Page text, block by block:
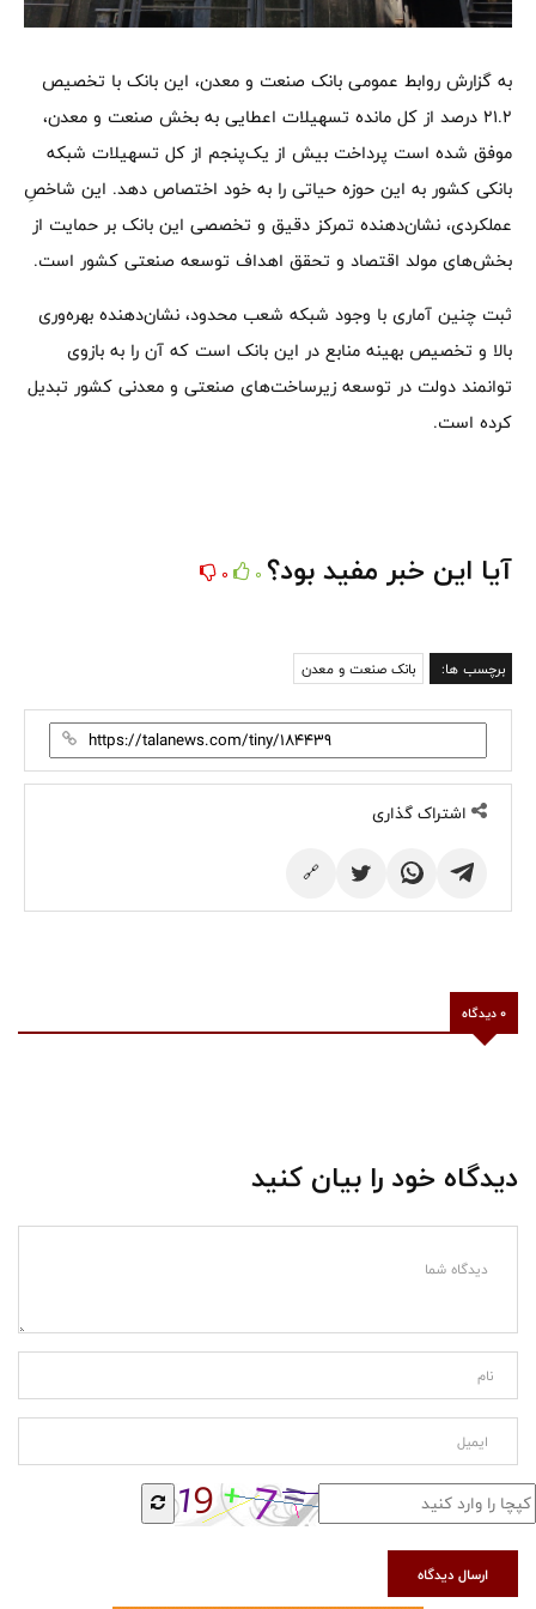
به گزارش روابط عمومی بانک صنعت و معدن، این بانک با تخصیص
۲۱.۲ درصد از کل مانده تسهیلات اعطایی به بخش صنعت و معدن،
موفق شده است پرداخت بیش از یک‌پنجم از کل تسهیلات شبکه
بانکی کشور به این حوزه حیاتی را به خود اختصاص دهد. این شاخصِ
عملکردی، نشان‌دهنده تمرکز دقیق و تخصصی این بانک بر حمایت از
بخش‌های مولد اقتصاد و تحقق اهداف توسعه صنعتی کشور است.
ثبت چنین آماری با وجود شبکه شعب محدود، نشان‌دهنده بهره‌وری
بالا و تخصیص بهینه منابع در این بانک است که آن را به بازوی
توانمند دولت در توسعه زیرساخت‌های صنعتی و معدنی کشور تبدیل
کرده است.
آیا این خبر مفید بود؟ 0
0
برچسب ها: بانک صنعت و معدن
اشتراک گذاری
🔗
0 دیدگاه
دیدگاه خود را بیان کنید
ارسال دیدگاه